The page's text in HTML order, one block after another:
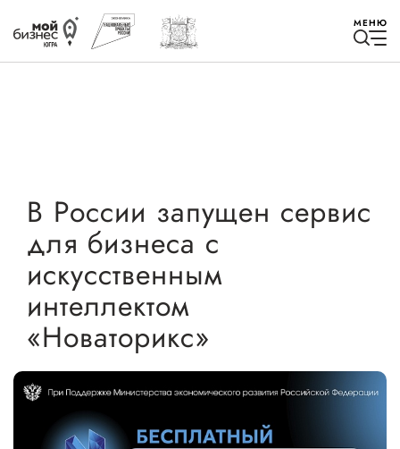
МЕНЮ
Быть в курсе
Истории успеха
Мероприятия
Новости
Онлайн-витрина продукции
Социальные сети "Мой
В России запущен сервис
для бизнеса с
искусственным
интеллектом
«Новаторикс»